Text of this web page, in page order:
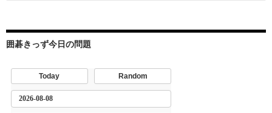
囲碁きっず今日の問題